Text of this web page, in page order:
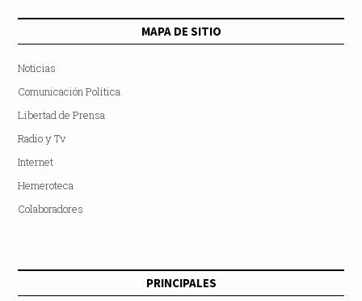
MAPA DE SITIO
Noticias
Comunicación Política
Libertad de Prensa
Radio y Tv
Internet
Hemeroteca
Colaboradores
PRINCIPALES